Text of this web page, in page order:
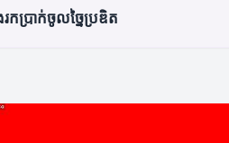
កប្រាក់ចូលច្នៃប្រឌិត